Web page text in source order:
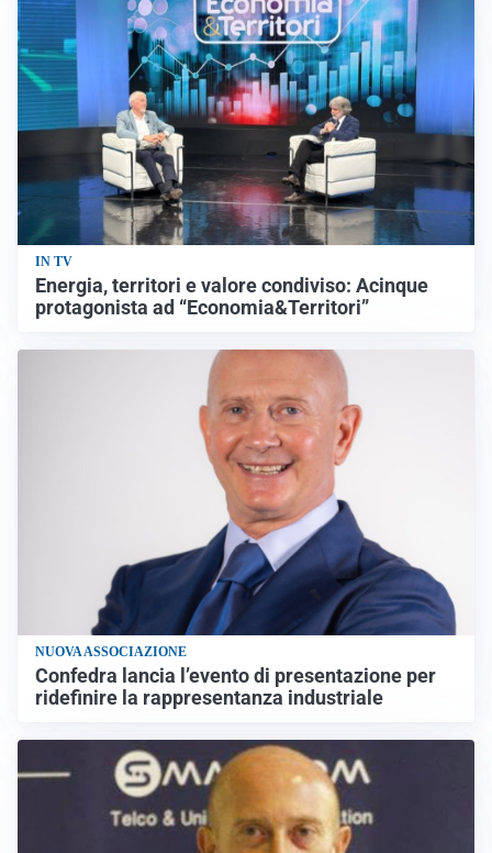
IN TV
Energia, territori e valore condiviso: Acinque
protagonista ad “Economia&Territori”
NUOVA ASSOCIAZIONE
Confedra lancia l’evento di presentazione per
ridefinire la rappresentanza industriale